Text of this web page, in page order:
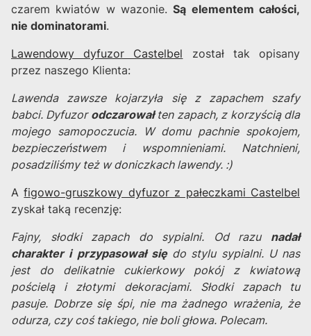
czarem kwiatów w wazonie.Są elementem całości,
nie dominatorami.
Lawendowy dyfuzor Castelbel został tak opisany
przez naszego Klienta:
Lawenda zawsze kojarzyła się z zapachem szafy
babci. Dyfuzor odczarowałten zapach, z korzyścią dla
mojego samopoczucia. W domu pachnie spokojem,
bezpieczeństwem i wspomnieniami. Natchnieni,
posadziliśmy też w doniczkach lawendy. :)
Afigowo-gruszkowy dyfuzor z pałeczkami Castelbel
zyskał taką recenzję:
Fajny, słodki zapach do sypialni. Od razu nadał
charakter i przypasował siędo stylu sypialni. U nas
jest do delikatnie cukierkowy pokój z kwiatową
pościelą i złotymi dekoracjami. Słodki zapach tu
pasuje. Dobrze się śpi, nie ma żadnego wrażenia, że
odurza, czy coś takiego, nie boli głowa. Polecam.